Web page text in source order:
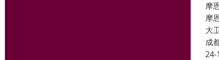
摩
摩
大
成
24-